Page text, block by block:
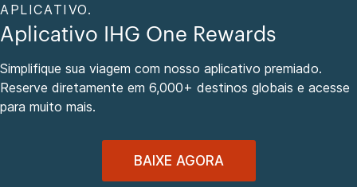
APLICATIVO.
Aplicativo IHG One Rewards
Simplifique sua viagem com nosso aplicativo premiado.
Reserve diretamente em 6,000+ destinos globais e acesse
para muito mais.
BAIXE AGORA